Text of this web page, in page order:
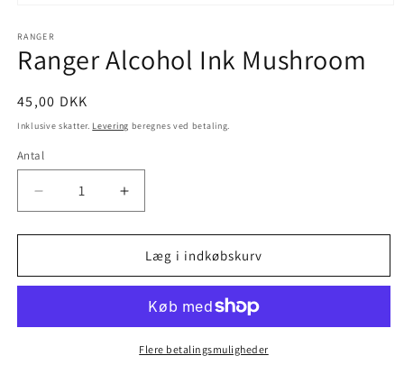
RANGER
Ranger Alcohol Ink Mushroom
45,00 DKK
Inklusive skatter. Levering beregnes ved betaling.
Antal
Læg i indkøbskurv
Flere betalingsmuligheder